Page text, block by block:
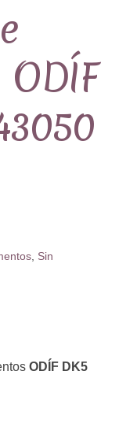
, Sin
ODÍF DK5